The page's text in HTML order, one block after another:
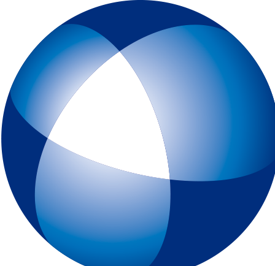
トップページ
IELTSとは
初めてIELTSを受験する方
テスト予約
一般会場申込みページ
特別会場申込みページ
IELTS チャイルド・プロテクション・ポリシー（18歳未満の受験者対象
スピーキングテスト日時リクエスト
受験最終案内
各種申請
IELTSコンピューター版
IELTS One Skill Retake
チュートリアル動画
IELTS練習問題（コンピューター版）
キーボードと機能について
IELTSペーパー版
IELTS 練習問題（ペーパー版）
高校生の皆様へ
JSAF-IELTS 団体受験（特別会場実施）およびIELTSセミナー
IELTS推進校
JSAF-IELTS Academic Partner
IELTSティーチャー・トレーニング・コース
英語担当教員向け IELTS受験料助成制度
IELTSで移住・就職（ジェネラル・トレーニング・モジュールについて
IELTSのクオリティーと公平性の確保について